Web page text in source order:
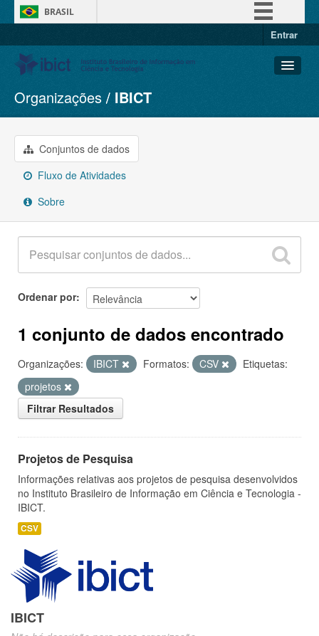
BRASIL
Entrar
Conjuntos de dados
Organizações
Grupos
Sobre
Organizações IBICT
Conjuntos de dados
Fluxo de Atividades
Sobre
Ordenar por
1 conjunto de dados encontrado
Organizações: IBICT Formatos: CSV
Etiquetas:
projetos
Filtrar Resultados
Projetos de Pesquisa
Informações relativas aos projetos de pesquisa desenvolvidos
no Instituto Brasileiro de Informação em Ciência e Tecnologia -
IBICT.
CSV
IBICT